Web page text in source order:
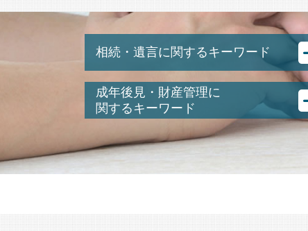
相続・遺言に関するキーワード
土地 相続放棄 できない
遺言書 検認手続き
相続財産調査 費用
アパート 相続
遺留分 減殺請求
数次相続 遺産分割協議書
成年後見・財産管理に
関するキーワード
未成年 後見人
成年後見人 なれる人
認知症 預金管理